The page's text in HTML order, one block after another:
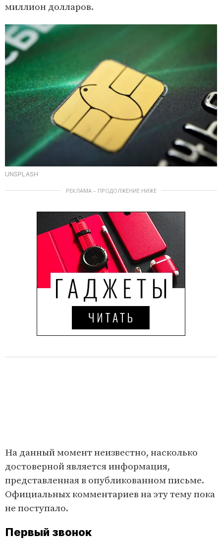
миллион долларов.
UNSPLASH
РЕКЛАМА – ПРОДОЛЖЕНИЕ НИЖЕ
На данный момент неизвестно, насколько
достоверной является информация,
представленная в опубликованном письме.
Официальных комментариев на эту тему пока
не поступало.
Первый звонок